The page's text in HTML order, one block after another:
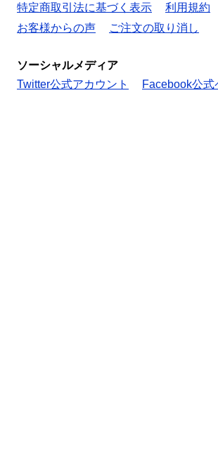
特定商取引法に基づく表示
利用規約
お客様からの声
ご注文の取り消し
ソーシャルメディア
Twitter公式アカウント
Facebook公式